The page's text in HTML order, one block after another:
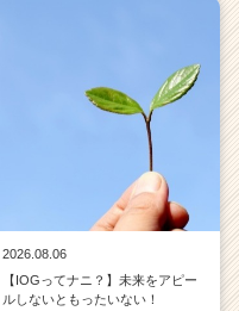
2026.08.06
【IOGってナニ？】未来をアピー
ルしないともったいない！